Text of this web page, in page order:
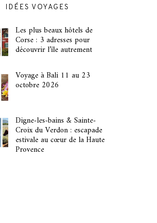
IDÉES VOYAGES
Les plus beaux hôtels de
Corse : 3 adresses pour
découvrir l’île autrement
Voyage à Bali 11 au 23
octobre 2026
Digne-les-bains & Sainte-
Croix du Verdon : escapade
estivale au cœur de la Haute
Provence